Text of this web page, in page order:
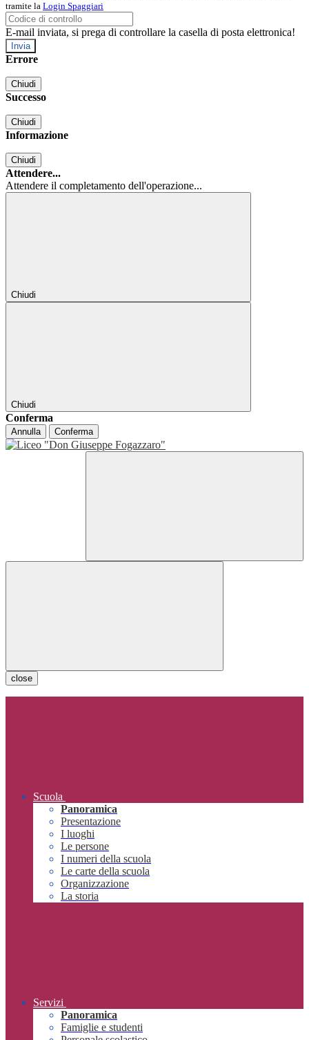
tramite la Login Spaggiari
E-mail inviata, si prega di controllare la casella di posta elettronica!
Errore
Chiudi
Successo
Chiudi
Informazione
Chiudi
Attendere...
Attendere il completamento dell'operazione...
Chiudi
Chiudi
Conferma
Annulla Conferma
close
Scuola
Panoramica
Presentazione
I luoghi
Le persone
I numeri della scuola
Le carte della scuola
Organizzazione
La storia
Servizi
Panoramica
Famiglie e studenti